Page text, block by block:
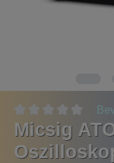
Micsig